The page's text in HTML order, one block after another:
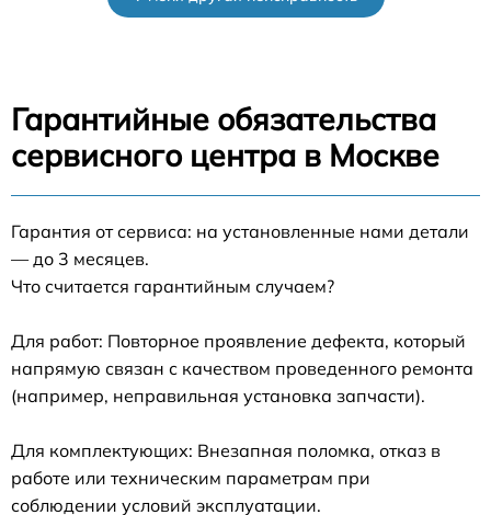
Гарантийные обязательства
сервисного центра в Москве
Гарантия от сервиса: на установленные нами детали
— до 3 месяцев.
Что считается гарантийным случаем?
Для работ: Повторное проявление дефекта, который
напрямую связан с качеством проведенного ремонта
(например, неправильная установка запчасти).
Для комплектующих: Внезапная поломка, отказ в
работе или техническим параметрам при
соблюдении условий эксплуатации.